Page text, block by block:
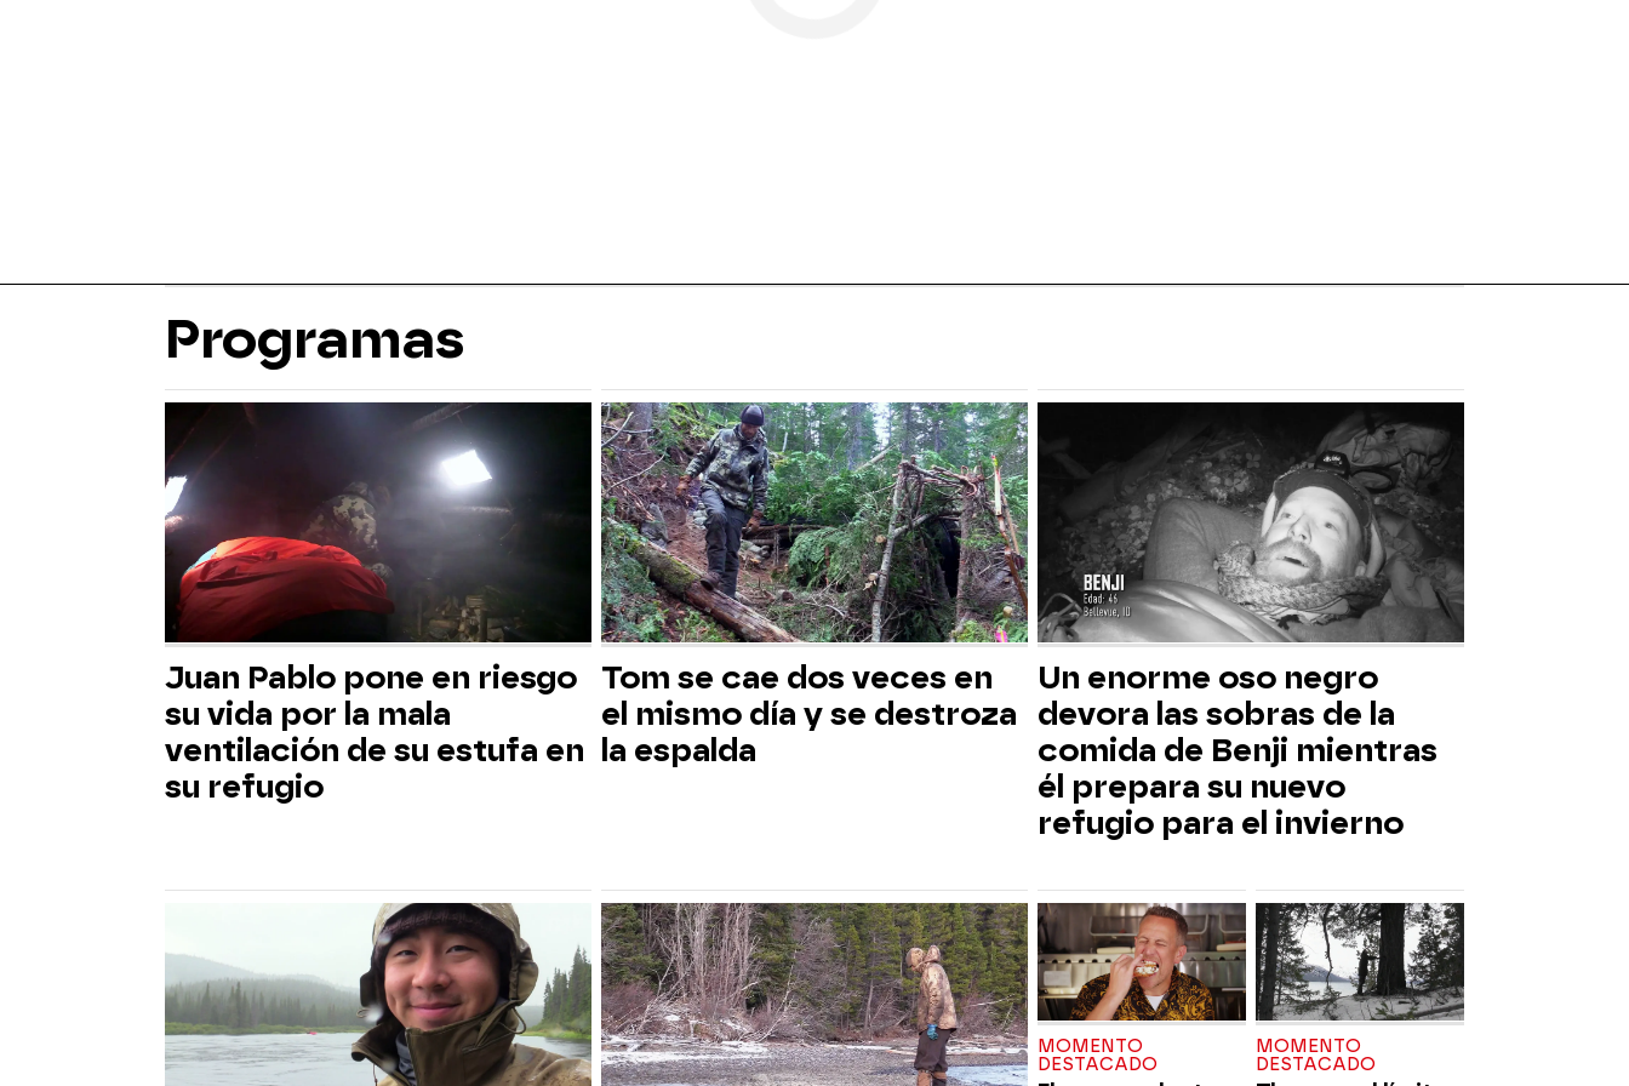
Programas
Juan Pablo pone en riesgo
su vida por la mala
ventilación de su estufa en
su refugio
Tom se cae dos veces en
el mismo día y se destroza
la espalda
Un enorme oso negro
devora las sobras de la
comida de Benji mientras
él prepara su nuevo
refugio para el invierno
MOMENTO
DESTACADO
MOMENTO
DESTACADO